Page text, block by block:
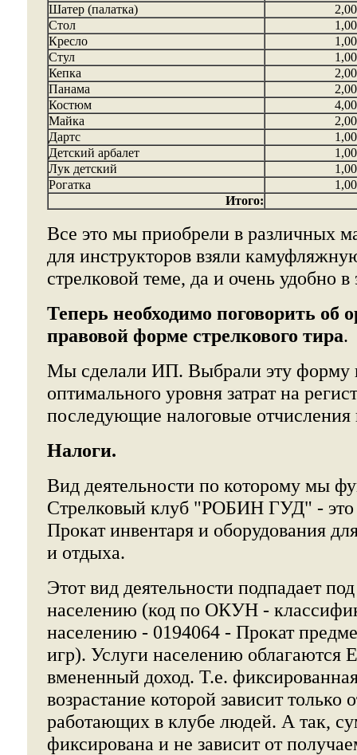
Шатер (палатка)
2,00
Стол
1,00
Кресло
1,00
Стул
1,00
Кепка
2,00
Панама
2,00
Костюм
4,00
Майка
2,00
Дартс
1,00
Детский арбалет
1,00
Лук детский
1,00
Рогатка
1,00
Итого:
Все это мы приобрели в различных
для инструкторов взяли
стрелковой теме, да и очень удобно в
Теперь необходимо поговорить об
правовой форме стрелкового тира.
Мы сделали ИП. Выбрали эту форму
оптимального уровня затрат на
последующие налоговые отчисления
Налоги.
Вид деятельности по которому мы
Стрелковый клуб "РОБИН ГУД" -
Прокат инвентаря и оборудования
и отдыха.
Этот вид деятельности подпадает
населению (код по ОКУН -
населению - 0194064 - Прокат
игр). Услуги населению облагаются
вмененный доход. Т.е.
возрастание которой зависит только
работающих в клубе людей. А так,
фиксирована и не зависит от